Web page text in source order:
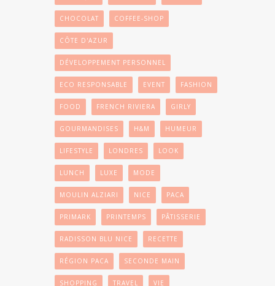
CHOCOLAT COFFEE-SHOP
CÔTE D'AZUR
DÉVELOPPEMENT PERSONNEL
ECO RESPONSABLE EVENT FASHION
FOOD FRENCH RIVIERA GIRLY
GOURMANDISES H&M HUMEUR
LIFESTYLE LONDRES LOOK
LUNCH LUXE MODE
MOULIN ALZIARI NICE PACA
PRIMARK PRINTEMPS PÂTISSERIE
RADISSON BLU NICE RECETTE
RÉGION PACA SECONDE MAIN
SHOPPING TRAVEL VIE